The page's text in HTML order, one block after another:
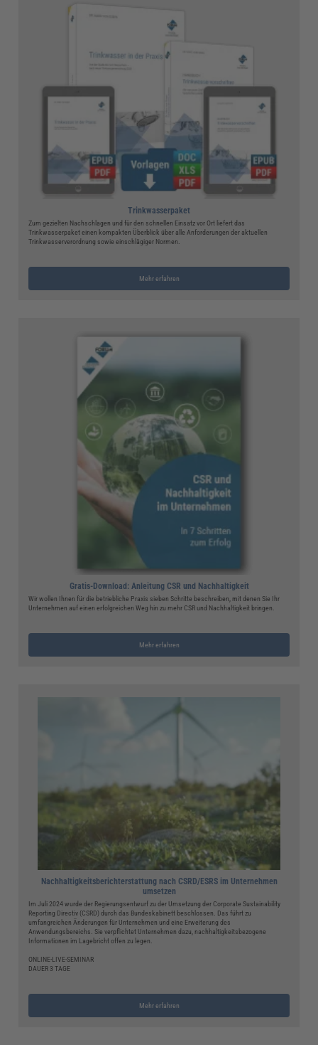
Trinkwasserpaket
Zum gezielten Nachschlagen und für den schnellen Einsatz vor Ort liefert das
Trinkwasserpaket einen kompakten Überblick über alle Anforderungen der aktuellen
Trinkwasserverordnung sowie einschlägiger Normen.
Mehr erfahren
Gratis-Download: Anleitung CSR und Nachhaltigkeit
Wir wollen Ihnen für die betriebliche Praxis sieben Schritte beschreiben, mit denen Sie Ihr
Unternehmen auf einen erfolgreichen Weg hin zu mehr CSR und Nachhaltigkeit bringen.
Mehr erfahren
Nachhaltigkeitsberichterstattung nach CSRD/ESRS im Unternehmen
umsetzen
Im Juli 2024 wurde der Regierungsentwurf zu der Umsetzung der Corporate Sustainability
Reporting Directiv (CSRD) durch das Bundeskabinett beschlossen. Das führt zu
umfangreichen Änderungen für Unternehmen und eine Erweiterung des
Anwendungsbereichs. Sie verpflichtet Unternehmen dazu, nachhaltigkeitsbezogene
Informationen im Lagebricht offen zu legen.
ONLINE-LIVE-SEMINAR
DAUER 3 TAGE
Mehr erfahren